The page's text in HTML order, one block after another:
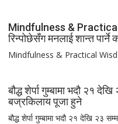
Mindfulness & Practical
रिन्पोछेसँग मनलाई शान्त पार्ने
Mindfulness & Practical
बौद्ध शेर्पा गुम्बामा भदौ २१
बज्रकिलाय पूजा हुने
बौद्ध शेर्पा गुम्बामा भदौ २१ देखि २३